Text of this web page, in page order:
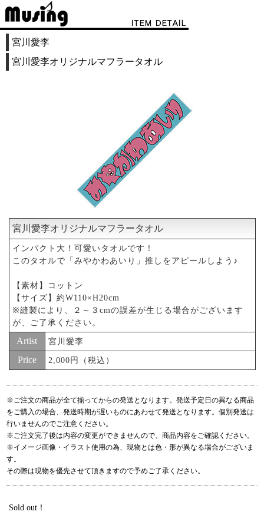
宮川愛李
宮川愛李オリジナルマフラータオル
宮川愛李オリジナルマフラータオル
インパクト大！可愛いタオルです！
このタオルで「みやかわあいり」推しをアピールしよう♪
【素材】コットン
【サイズ】約W110×H20cm
※縫製により、２～３cmの誤差が生じる場合がございます
が、ご了承ください。
Artist 宮川愛李
Price 2,000円（税込）
※ご注文の商品が全て揃ってからの発送となります。発送予定日の異なる商品
をご購入の場合、発送時期が遅いものにあわせて発送となります。個別発送は
行いませんのでご注意ください。
※ご注文完了後は内容の変更ができませんので、商品内容をご確認ください。
※イメージ画像・イラスト使用の為、現物とは色・形が異なる場合がございま
す。
その際は現物を優先させて頂きますので予めご了承ください。
Sold out！